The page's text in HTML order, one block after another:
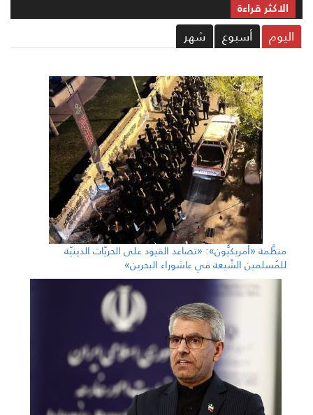
الاکثر قراءة
أسبوع شهر
منظَّمة «أمريكيُّون»: «تصاعد القيود على الحريّات الدينيّة
للمُسلمين الشّيعة في عاشوراء البحرين»